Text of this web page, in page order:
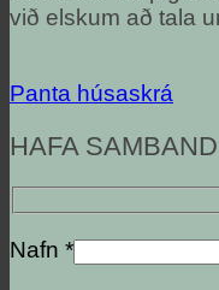
við elskum að tala
Panta húsaskrá
HAFA
Nafn *